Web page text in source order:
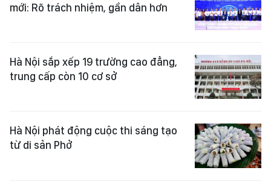
mới: Rõ trách nhiệm, gần dân hơn
Hà Nội sắp xếp 19 trường cao đẳng,
trung cấp còn 10 cơ sở
Hà Nội phát động cuộc thi sáng tạo
từ di sản Phở